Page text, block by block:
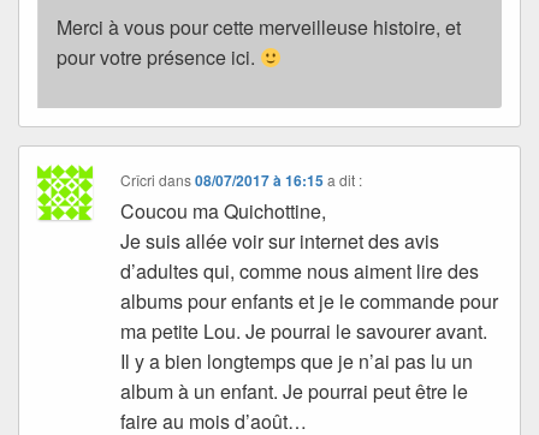
Merci à vous pour cette merveilleuse histoire, et
pour votre présence ici.
Crîcri dans08/07/2017 à 16:15 a dit :
Coucou ma Quichottine,
Je suis allée voir sur internet des avis
d’adultes qui, comme nous aiment lire des
albums pour enfants et je le commande pour
ma petite Lou. Je pourrai le savourer avant.
Il y a bien longtemps que je n’ai pas lu un
album à un enfant. Je pourrai peut être le
faire au mois d’août…